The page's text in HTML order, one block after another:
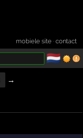
mobiele site ·contact
🇳🇱
→